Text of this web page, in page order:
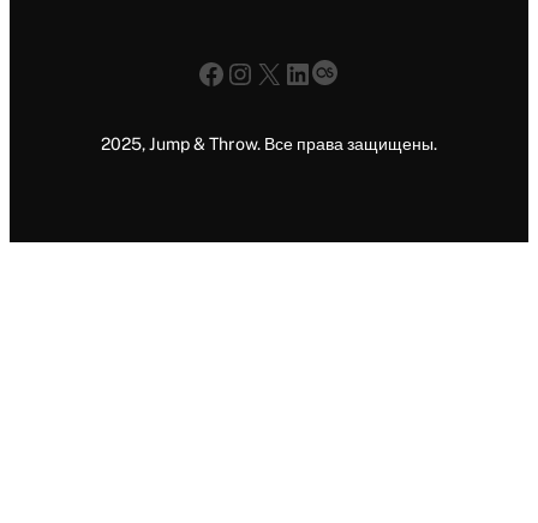
Facebook
Instagram
X LinkedIn
Last.fm
2025, Jump & Throw. Все права защищены.